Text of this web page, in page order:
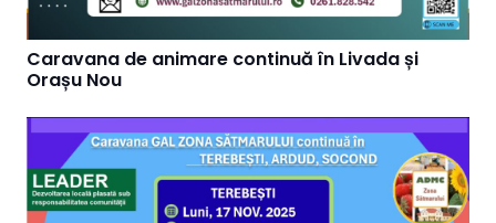
Caravana de animare continuă în Livada și
Orașu Nou